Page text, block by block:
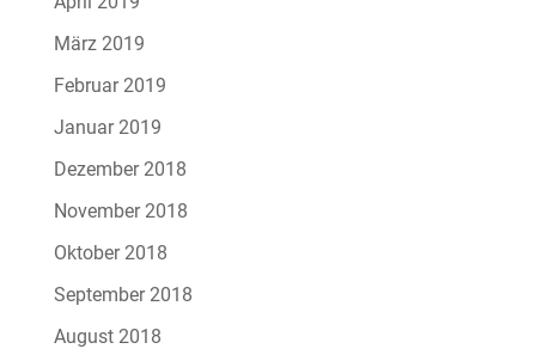
März 2019
Februar 2019
Januar 2019
Dezember 2018
November 2018
Oktober 2018
September 2018
August 2018